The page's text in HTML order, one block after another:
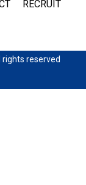
RECRUIT
reserved